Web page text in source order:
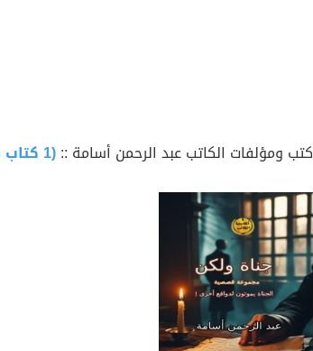
كتب ومؤلفات الكاتب عبد الرحمن أسامة ::(1 كتاب متاح للتحميل)